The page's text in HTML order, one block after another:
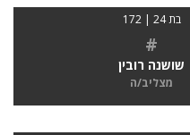
בת 24 | 172
#
שושנה רובין
מצליב/ה